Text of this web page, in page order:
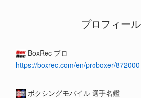
プロフィール
BoxRec プロ
https://boxrec.com/en/proboxer/872000
ボクシングモバイル 選手名鑑